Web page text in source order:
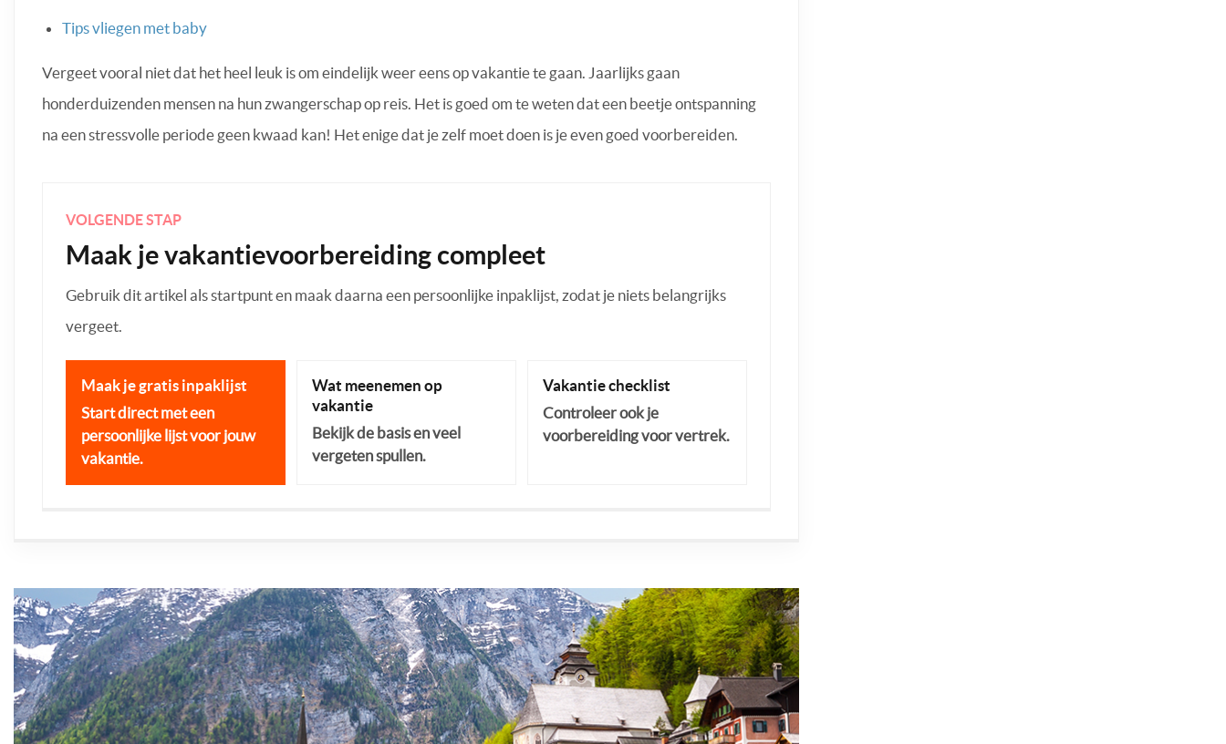
Tips vliegen met baby
Vergeet vooral niet dat het heel leuk is om eindelijk weer eens op vakantie te gaan. Jaarlijks gaan
honderduizenden mensen na hun zwangerschap op reis. Het is goed om te weten dat een beetje ontspanning
na een stressvolle periode geen kwaad kan! Het enige dat je zelf moet doen is je even goed voorbereiden.
VOLGENDE STAP
Maak je vakantievoorbereiding compleet
Gebruik dit artikel als startpunt en maak daarna een persoonlijke inpaklijst, zodat je niets belangrijks
vergeet.
Maak je gratis inpaklijst
Start direct met een
persoonlijke lijst voor jouw
vakantie.
Wat meenemen op
vakantie
Bekijk de basis en veel
vergeten spullen.
Vakantie checklist
Controleer ook je
voorbereiding voor vertrek.